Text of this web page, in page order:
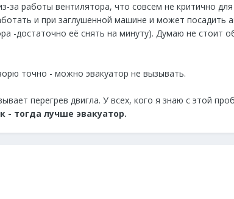
за работы вентилятора, что совсем не критично
и при заглушенной машине и может посадить
-достаточно её снять на минуту). Думаю не стоит
точно - можно эвакуатор не вызывать.
перегрев двигла. У всех, кого я знаю с этой
- тогда лучше эвакуатор.